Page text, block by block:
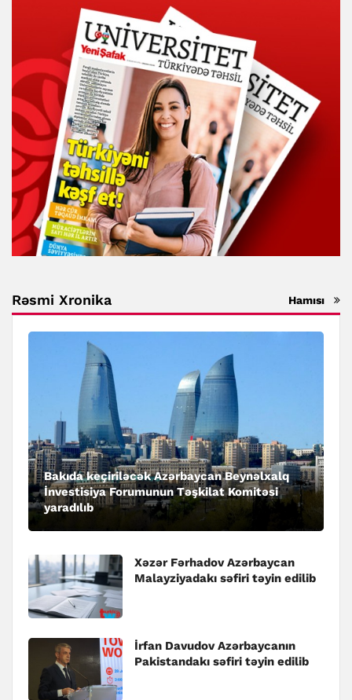
Rəsmi Xronika Hamısı
Bakıda keçiriləcək Azərbaycan Beynəlxalq
İnvestisiya Forumunun Təşkilat Komitəsi
yaradılıb
Xəzər Fərhadov Azərbaycan
Malayziyadakı səfiri təyin edilib
İrfan Davudov Azərbaycanın
Pakistandakı səfiri təyin edilib